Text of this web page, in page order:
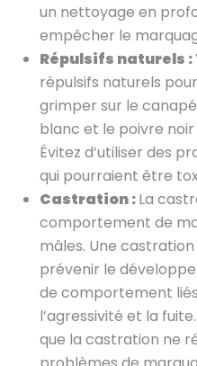
un nettoyage en
empêcher le
Répulsifs naturels :
répulsifs naturels
grimper sur le
blanc et le poivre
Évitez d’utiliser des
qui pourraient être
Castration :La
comportement de
mâles. Une
prévenir le
de comportement
l’agressivité et la
que la castration ne